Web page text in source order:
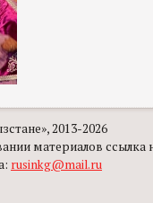
2013-2026
материалов ссылка
rusinkg@mail.ru